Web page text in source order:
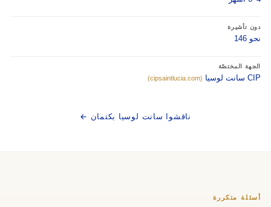
دون تأشيرة
نحو 146
الجهة المختصّة
CIP سانت لوسيا (cipsaintlucia.com)
ناقشوا سانت لوسيا بكتمان ←
أسئلة متكررة